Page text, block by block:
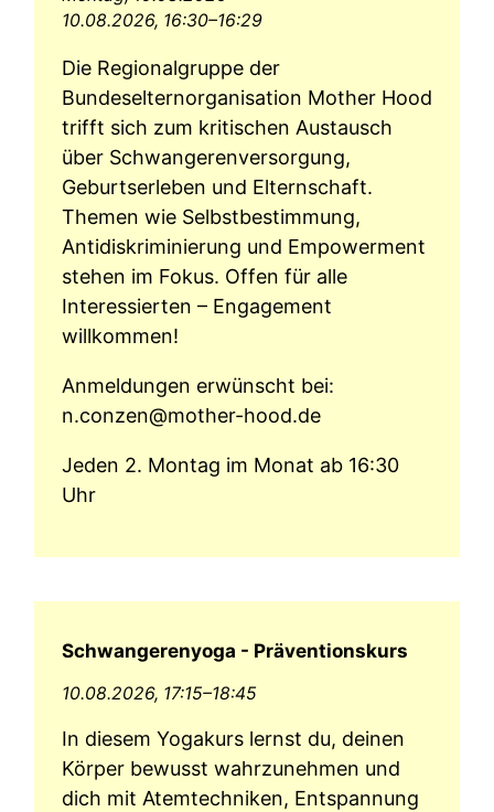
10.08.2026, 16:30–16:29
Die Regionalgruppe der
Bundeselternorganisation Mother Hood
trifft sich zum kritischen Austausch
über Schwangerenversorgung,
Geburtserleben und Elternschaft.
Themen wie Selbstbestimmung,
Antidiskriminierung und Empowerment
stehen im Fokus. Offen für alle
Interessierten – Engagement
willkommen!
Anmeldungen erwünscht bei:
n.conzen@mother-hood.de
Jeden 2. Montag im Monat ab 16:30
Uhr
Schwangerenyoga - Präventionskurs
10.08.2026, 17:15–18:45
In diesem Yogakurs lernst du, deinen
Körper bewusst wahrzunehmen und
dich mit Atemtechniken, Entspannung